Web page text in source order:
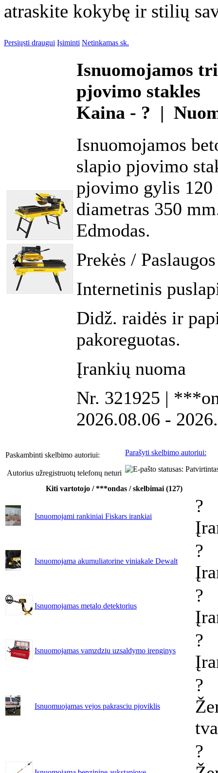
atraskite kokybę ir stilių
Persiųsti draugui Įsiminti Netinkamas sk.
Isnuomojamos
pjovimo stakles
Kaina - ? |
Isnuomojamos
slapio pjovimo
pjovimo gylis 120
diametras 350
Edmodas.
Prekės /
Internetinis
Didž. raidės ir
pakoreguotas.
Įrankių nuoma
Nr. 321925 |
2026.08.06 -
Paskambinti skelbimo autoriui:
Autorius užregistruotų telefonų neturi
Parašyti skelbimo autoriui:
Kiti vartotojo / ***ondas / skelbimai (127)
Isnuomojami rankiniai Fiskars irankiai
?
Isnuomojama akumuliatorine viniakale Dewalt
?
Isnuomojamas metalo detektorius
?
Isnuomojamas vamzdziu uzsaldymo irenginys
?
Isnuomuojamas vejos pakrasciu pjoviklis
?
?